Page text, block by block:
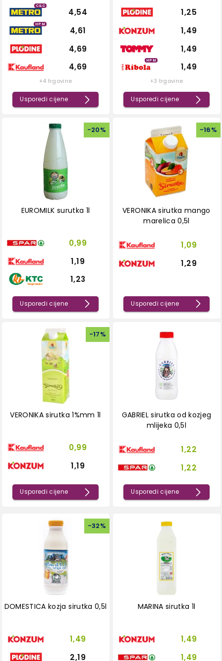
C&C
4,54
HPM
4,61
4,69
4,69
+4 trgovine
Usporedi cijene
1,25
1,49
1,49
HPM
1,49
+3 trgovine
Usporedi cijene
-20%
EUROMILK surutka 1l
0,99
1,19
1,23
Usporedi cijene
-16%
VERONIKA sirutka mango
marelica 0,5l
1,09
1,29
Usporedi cijene
-17%
VERONIKA sirutka 1%mm 1l
0,99
1,19
Usporedi cijene
GABRIEL sirutka od kozjeg
mlijeka 0,5l
1,22
1,22
Usporedi cijene
-32%
DOMESTICA kozja sirutka 0,5l
1,49
2,19
MARINA sirutka 1l
1,49
1,49